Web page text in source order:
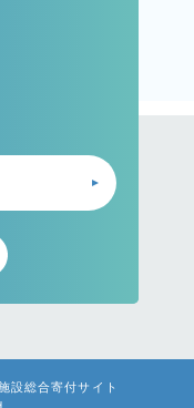
設総合寄付サイト